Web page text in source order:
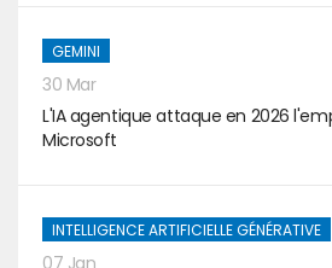
GEMINI
30 Mar
L'IA agentique attaque en 2026
Microsoft
INTELLIGENCE ARTIFICIELLE GÉNÉRATIVE
07 Jan